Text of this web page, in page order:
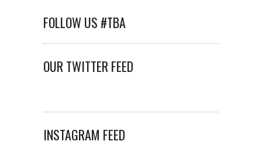
FOLLOW US #TBA
OUR TWITTER FEED
INSTAGRAM FEED